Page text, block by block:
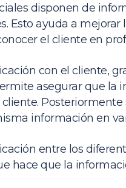
disponen de
Esto ayuda a
el cliente en
con el cliente,
asegurar que
información en
entre los
hace que la